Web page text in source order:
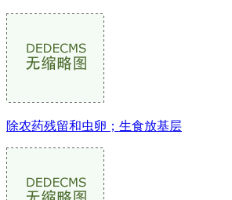
除农药残留和虫卵；生食放基层